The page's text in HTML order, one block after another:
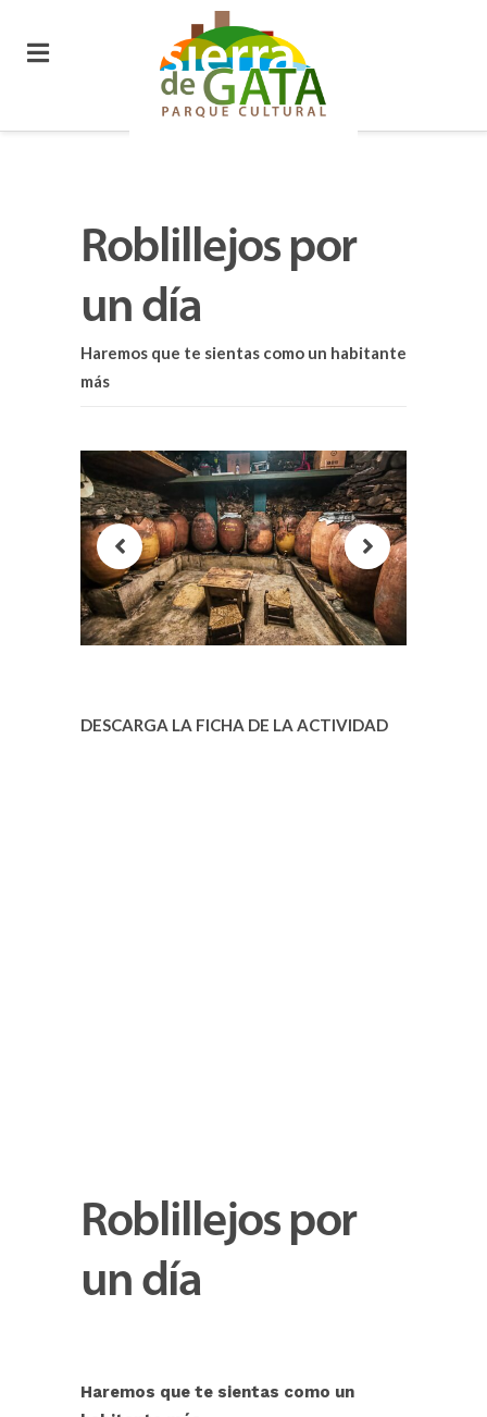
Roblillejos por
un día
Haremos que te sientas como un habitante
más
DESCARGA LA FICHA DE LA ACTIVIDAD
Roblillejos por
un día
Haremos que te sientas como un